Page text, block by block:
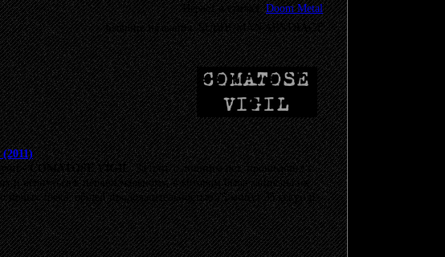
Играет в стилях:Doom Metal
Бывшие названия: SUBHUMAN ABSTRACT
-COMATOSE VIGIL. За пять с лишним лет, прошедших с
и вернуться к первоначальному, в котором была записана их
новых трека, общей продолжительностью 75 минут 35 секунд!